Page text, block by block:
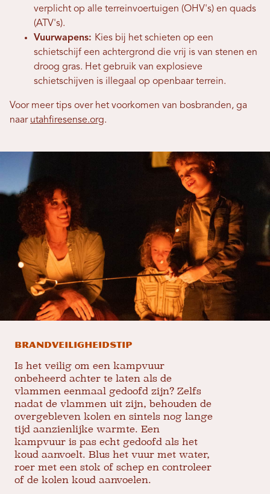
verplicht op alle terreinvoertuigen (OHV's) en quads
(ATV's).
Vuurwapens: Kies bij het schieten op een
schietschijf een achtergrond die vrij is van stenen en
droog gras. Het gebruik van explosieve
schietschijven is illegaal op openbaar terrein.
Voor meer tips over het voorkomen van bosbranden, ga
naar utahfiresense.org.
Brandveiligheidstip
Is het veilig om een ​​kampvuur
onbeheerd achter te laten als de
vlammen eenmaal gedoofd zijn? Zelfs
nadat de vlammen uit zijn, behouden de
overgebleven kolen en sintels nog lange
tijd aanzienlijke warmte. Een
kampvuur is pas echt gedoofd als het
koud aanvoelt. Blus het vuur met water,
roer met een stok of schep en controleer
of de kolen koud aanvoelen.